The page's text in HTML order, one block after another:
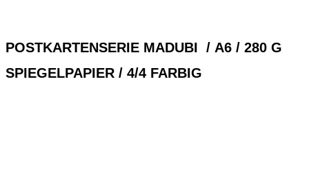
POSTKARTENSERIE MADUBI / A6 / 280 G
SPIEGELPAPIER / 4/4 FARBIG